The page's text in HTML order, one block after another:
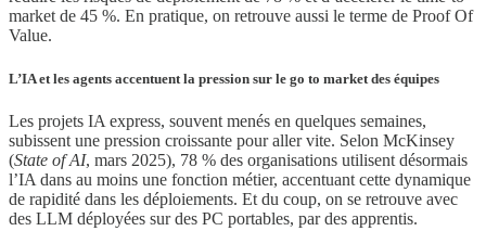
market de 45 %. En pratique, on retrouve aussi le terme de Proof Of
Value.
L’IA et les agents accentuent la pression sur le go to market des équipes
Les projets IA express, souvent menés en quelques semaines,
subissent une pression croissante pour aller vite. Selon McKinsey
(State of AI, mars 2025), 78 % des organisations utilisent désormais
l’IA dans au moins une fonction métier, accentuant cette dynamique
de rapidité dans les déploiements. Et du coup, on se retrouve avec
des LLM déployées sur des PC portables, par des apprentis.